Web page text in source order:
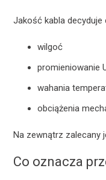
Jakość kabla
wilgoć
promieniowanie
wahania
obciążenia
Na zewnątrz zalecany
Co oznacza